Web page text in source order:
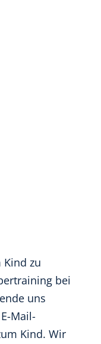
zu
bei
uns
Mail-
Kind. Wir